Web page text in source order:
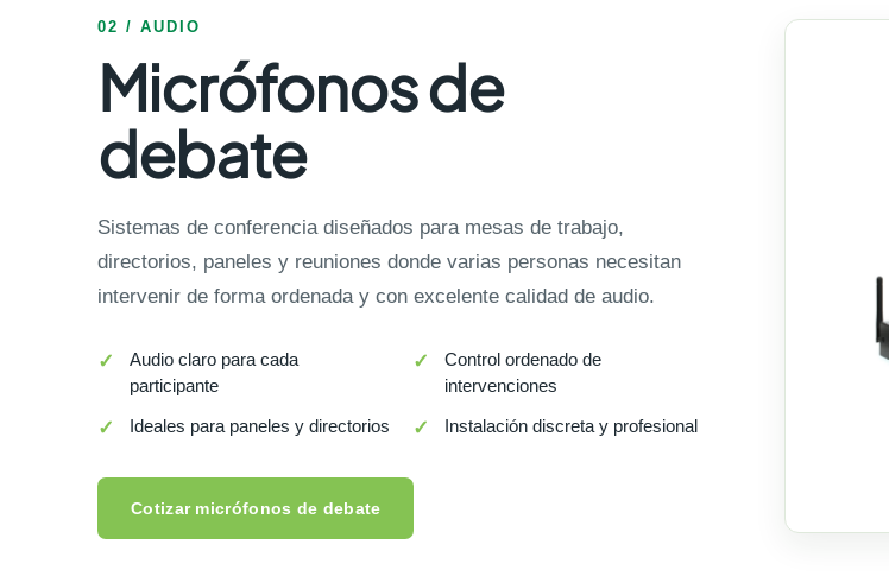
02 / AUDIO
Micrófonos de
debate
Sistemas de conferencia diseñados para mesas de trabajo,
directorios, paneles y reuniones donde varias personas necesitan
intervenir de forma ordenada y con excelente calidad de audio.
Audio claro para cada
participante
Control ordenado de
intervenciones
Ideales para paneles y directorios
Instalación discreta y profesional
Cotizar micrófonos de debate